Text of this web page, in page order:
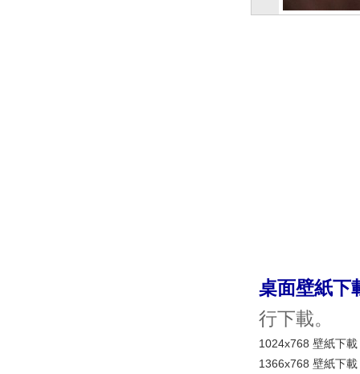
桌面壁紙下
行下載。
1024x768 壁紙下載
1366x768 壁紙下載